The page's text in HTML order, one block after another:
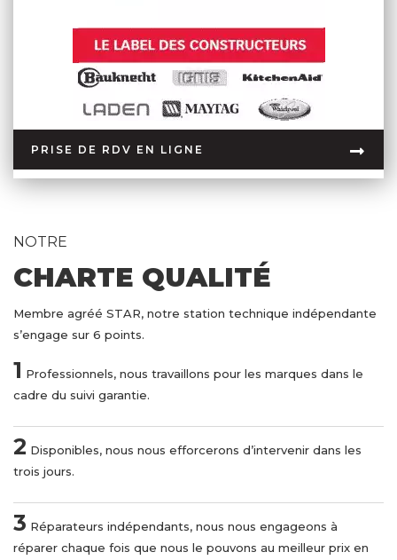
PRISE DE RDV EN LIGNE
NOTRE
CHARTE QUALITÉ
Membre agréé STAR, notre station technique indépendante
s’engage sur 6 points.
1 Professionnels, nous travaillons pour les marques dans le
cadre du suivi garantie.
2 Disponibles, nous nous efforcerons d’intervenir dans les
trois jours.
3 Réparateurs indépendants, nous nous engageons à
réparer chaque fois que nous le pouvons au meilleur prix en